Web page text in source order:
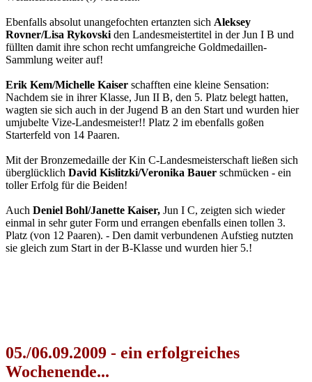
Ebenfalls absolut unangefochten ertanzten sich Aleksey
Rovner/Lisa Rykovskiden Landesmeistertitel in der Jun I B und
füllten damit ihre schon recht umfangreiche Goldmedaillen-
Sammlung weiter auf!
Erik Kem/Michelle Kaiser schafften eine kleine Sensation:
Nachdem sie in ihrer Klasse, Jun II B, den 5. Platz belegt hatten,
wagten sie sich auch in der Jugend B an den Start und wurden hier
umjubelte Vize-Landesmeister!! Platz 2 im ebenfalls goßen
Starterfeld von 14 Paaren.
Mit der Bronzemedaille der Kin C-Landesmeisterschaft ließen sich
überglücklich David Kislitzki/Veronika Bauer schmücken - ein
toller Erfolg für die Beiden!
Auch Deniel Bohl/Janette Kaiser, Jun I C, zeigten sich wieder
einmal in sehr guter Form und errangen ebenfalls einen tollen 3.
Platz (von 12 Paaren). - Den damit verbundenen Aufstieg nutzten
sie gleich zum Start in der B-Klasse und wurden hier 5.!
05./06.09.2009 - ein erfolgreiches
Wochenende...